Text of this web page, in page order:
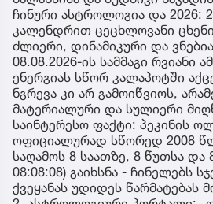
ჩინური ასტროლოგია და 2026:
კალენდრით ცეცხლოვანი
ძლიერი, დინამიკური და
08.08.2026-ის სამმაგი რვიანი
ენერგიას სწორ კალაპოტში
ნგრევა კი არ გამოიწვიოს,
მატერიალური და სულიერი
საინტერესო ფაქტი: პეკინის
ოფიციალურად სწორედ 2008
საღამოს 8 საათზე, 8 წუთსა და
08:08:08) გაიხსნა - ჩინელებს
ქვეყანას უდიდეს წარმატებას